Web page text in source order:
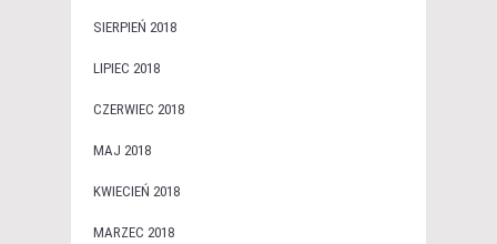
SIERPIEŃ 2018
LIPIEC 2018
CZERWIEC 2018
MAJ 2018
KWIECIEŃ 2018
MARZEC 2018